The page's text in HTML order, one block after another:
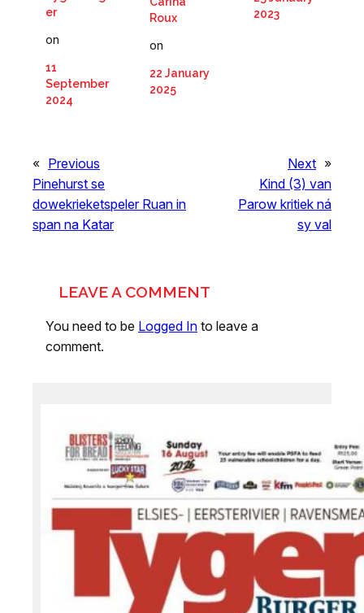
er
on
11
September
2024
Roux
on
22 January
2025
2023
« Previous
Pinehurst se
dowekrieketspeler Ruan in
span na Katar
Next »
Kind (3) van
Parow kritiek ná
sy val
LEAVE A COMMENT
You need to be Logged In to leave a
comment.